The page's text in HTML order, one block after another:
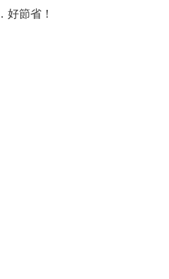
好節省！